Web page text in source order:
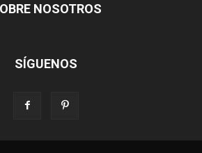
NOSOTROS
SÍGUENOS